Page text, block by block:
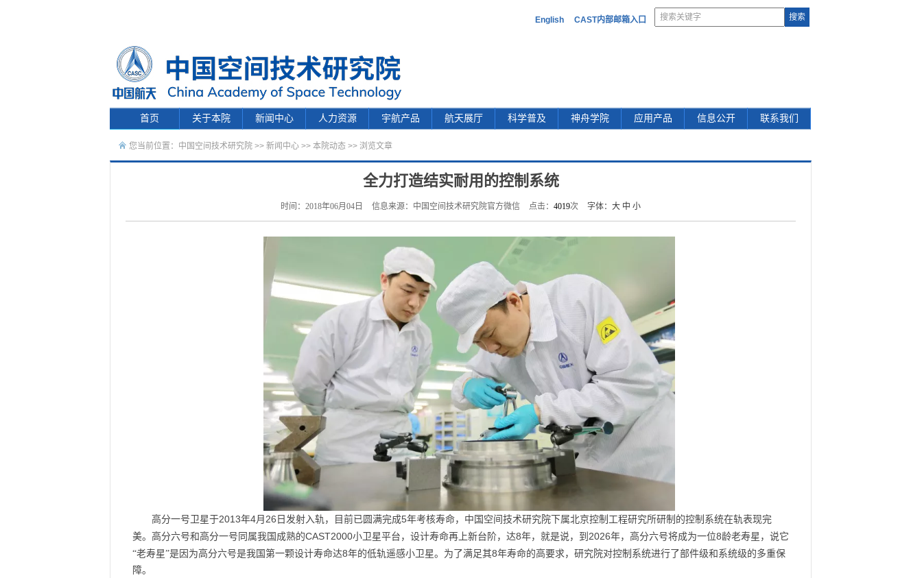
English CAST内部邮箱入口
首页 关于本院 新闻中心 人力资源 宇航产品 航天展厅 科学普及 神舟学院 应用产品 信息公开 联系我们
您当前位置： 中国空间技术研究院 >> 新闻中心 >> 本院动态 >> 浏览文章
全力打造结实耐用的控制系统
时间：2018年06月04日 信息来源：中国空间技术研究院官方微信 点击： 4019次 字体： 大 中 小
高分一号卫星于2013年4月 26 日发射入轨，目前已圆满完成5年考核寿命，中国空间技术研究院下属北京控制工程研究所研制的控制系统在轨表现完
美。高分六号和高分一号同属我国成熟的CAST2000小卫星平台，设计寿命再上新台阶，达8年，就是说，到 2026年，高分六号将成为一位8龄老寿星，说它
“老寿星”是因为高分六号是我国第一颗设计寿命达8年的低轨遥感小卫星。为了满足其8年寿命的高要求，研究院对控制系统进行了部件级和系统级的多重保
障。